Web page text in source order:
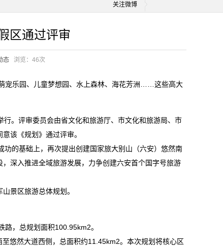
关注微博
区通过评审
态 浏览： 46次
宠乐园、儿童梦想园、水上森林、海花芳洲……这些高大
。评审委员会由省文化和旅游厅、市文化和旅游局、市
该《规划》通过评审。
的基础上，再次提出创建国家旅大别山（六安）悠然南
深入推进全域旅游发展，力争创建六安首个国字号旅游
景区旅游总体规划。
，总规划面积100.95km2。
悠然大道西侧，总面积约11.45km2。本次规划将核心区